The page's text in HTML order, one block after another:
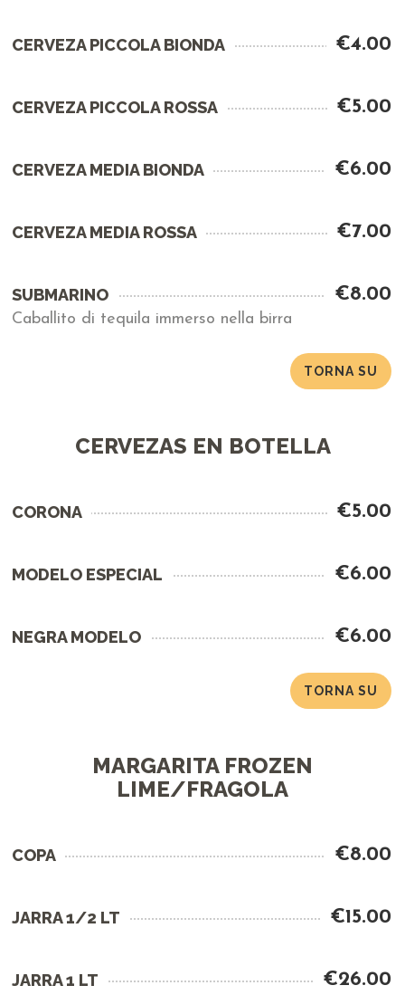
CERVEZA PICCOLA BIONDA €4.00
CERVEZA PICCOLA ROSSA €5.00
CERVEZA MEDIA BIONDA €6.00
CERVEZA MEDIA ROSSA €7.00
SUBMARINO €8.00
Caballito di tequila immerso nella birra
TORNA SU
CERVEZAS EN BOTELLA
CORONA €5.00
MODELO ESPECIAL €6.00
NEGRA MODELO €6.00
TORNA SU
MARGARITA FROZEN
LIME/FRAGOLA
COPA €8.00
JARRA 1/2 LT €15.00
JARRA 1 LT €26.00